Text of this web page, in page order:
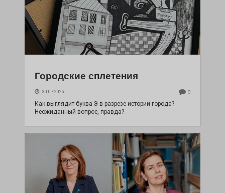
Городские сплетения
30.07.2026 0
Как выглядит буква Э в разрезе истории города?
Неожиданный вопрос, правда?